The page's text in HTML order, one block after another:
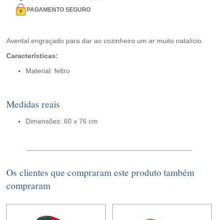
PAGAMENTO SEGURO
Avental engraçado para dar ao cozinheiro um ar muito natalício.
Características:
Material: feltro
Medidas reais
Dimensões: 60 x 76 cm
Os clientes que compraram este produto também
compraram